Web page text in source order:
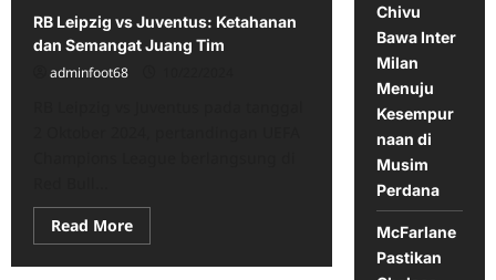
RB Leipzig vs Juventus: Ketahanan
dan Semangat Juang Tim
adminfoot68
Read MoreRead
more
RB
Chivu
Bawa Inter
Milan
Menuju
Kesempur
naan di
Musim
Perdana
McFarlane
Pastikan